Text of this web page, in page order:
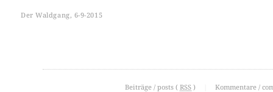
Der Waldgang, 6-9-2015
Beiträge / posts ( RSS ) Kommentare /